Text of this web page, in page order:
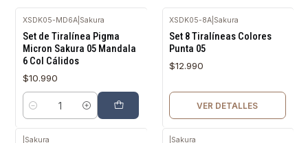
XSDK05-MD6A| Sakura
Set de Tiralínea Pigma
Micron Sakura 05 Mandala
6 Col Cálidos
$10.990
Cantidad
XSDK05-8A Sakura
Set 8 Tiralíneas Colores
Punta 05
$12.990
VER DETALLES
Sakura Sakura